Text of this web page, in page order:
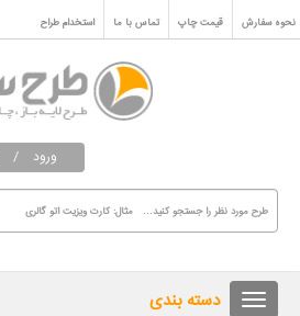
نحوه سفارش قیمت چاپ تماس با ما استخدام طراح
ورود /
دسته بندی